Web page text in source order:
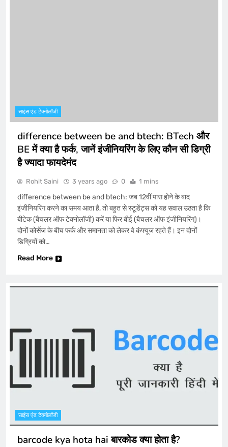
साइंस एंड टेक्नोलॉजी
difference between be and btech: BTech और
BE में क्या है फर्क, जानें इंजीनियरिंग के लिए कौन सी डिग्री
है ज्यादा फायदेमंद
Rohit Saini 3 years ago 0 1 mins
difference between be and btech: जब 12वीं पास होने के बाद
इंजीनियरिंग करने का समय आता है, तो बहुत से स्टूडेंट्स को यह सवाल उठता है कि
बीटेक (बैचलर ऑफ टेक्नोलॉजी) करें या फिर बीई (बैचलर ऑफ इंजीनियरिंग)।
दोनों कोर्सेज के बीच फर्क और समानता को लेकर वे कंफ्यूज रहते हैं। इन दोनों
डिग्रियों को…
Read More
साइंस एंड टेक्नोलॉजी
barcode kya hota hai बारकोड क्या होता है?